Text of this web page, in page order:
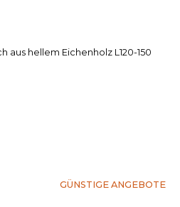
aus hellem Eichenholz L120-150
GÜNSTIGE ANGEBOTE